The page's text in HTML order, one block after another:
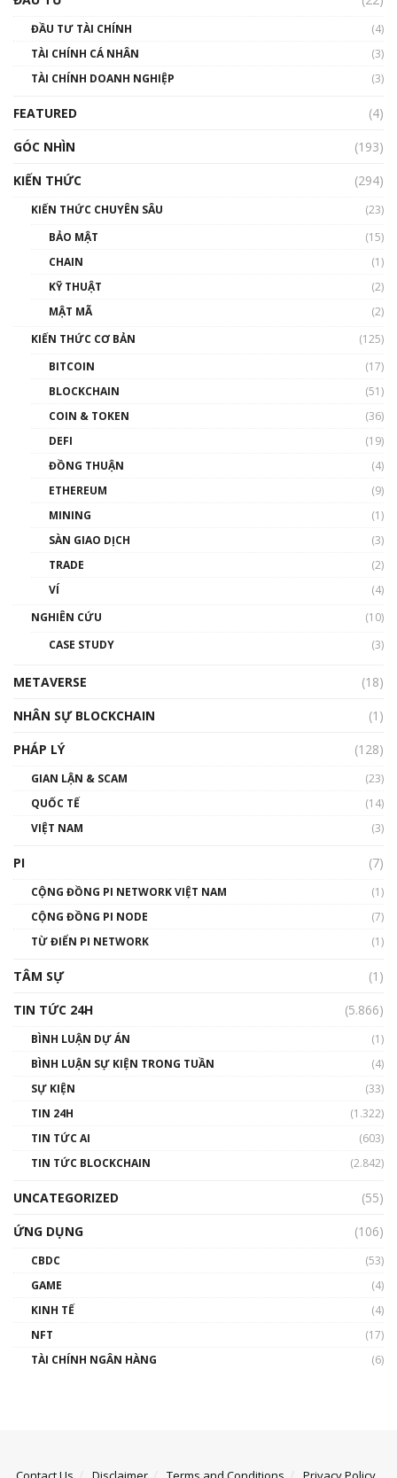
00:02:14
Nhìn lại năm 2022: Những sự kiện ảnh hưởng
đến hệ sinh thái tiền mã hoá | Phổ cập
00:43:47
như thể nào?
00:39:31
Phổ cập Blockchain
thống & Crypto qua các cuộc chiến | Phổ cập
01:32:59
gió ấm
Talkshow 14: MemeCoin – Trò đùa tỷ đô
01:29:26
ĐẦU TƯ TÀI CHÍNH
(4)
TÀI CHÍNH CÁ NHÂN
(3)
TÀI CHÍNH DOANH NGHIỆP
(3)
FEATURED
(4)
GÓC NHÌN
(193)
KIẾN THỨC
(294)
KIẾN THỨC CHUYÊN SÂU
(23)
BẢO MẬT
(15)
CHAIN
(1)
KỸ THUẬT
(2)
MẬT MÃ
(2)
KIẾN THỨC CƠ BẢN
(125)
BITCOIN
(17)
BLOCKCHAIN
(51)
COIN & TOKEN
(36)
DEFI
(19)
ĐỒNG THUẬN
(4)
ETHEREUM
(9)
MINING
(1)
SÀN GIAO DỊCH
(3)
TRADE
(2)
VÍ
(4)
NGHIÊN CỨU
(10)
CASE STUDY
(3)
METAVERSE
(18)
NHÂN SỰ BLOCKCHAIN
(1)
PHÁP LÝ
(128)
GIAN LẬN & SCAM
(23)
QUỐC TẾ
(14)
VIỆT NAM
(3)
PI (7)
CỘNG ĐỒNG PI NETWORK VIỆT NAM
(1)
CỘNG ĐỒNG PI NODE
(7)
TỪ ĐIỂN PI NETWORK
(1)
TÂM SỰ
(1)
TIN TỨC 24H
(5.866)
BÌNH LUẬN DỰ ÁN
(1)
BÌNH LUẬN SỰ KIỆN TRONG TUẦN
(4)
SỰ KIỆN
(33)
TIN 24H
(1.322)
TIN TỨC AI
(603)
TIN TỨC BLOCKCHAIN
(2.842)
UNCATEGORIZED
(55)
ỨNG DỤNG
(106)
CBDC
(53)
GAME
(4)
KINH TẾ
(4)
NFT
(17)
TÀI CHÍNH NGÂN HÀNG
(6)